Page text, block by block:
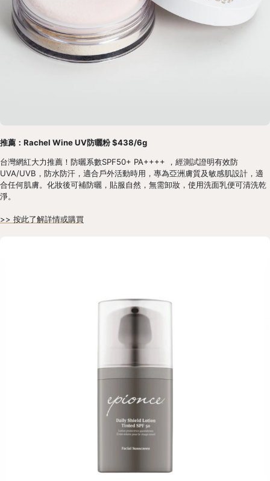
推薦：Rachel Wine UV防曬粉 $438/6g
台灣網紅大力推薦！防曬系數SPF50+ PA++++ ，經測試證明有效防
UVA/UVB，防水防汗，適合戶外活動時用，專為亞洲膚質及敏感肌設計，適
合任何肌膚。化妝後可補防曬，貼服自然，無需卸妝，使用洗面乳便可清洗乾
淨。
>> 按此了解詳情或購買